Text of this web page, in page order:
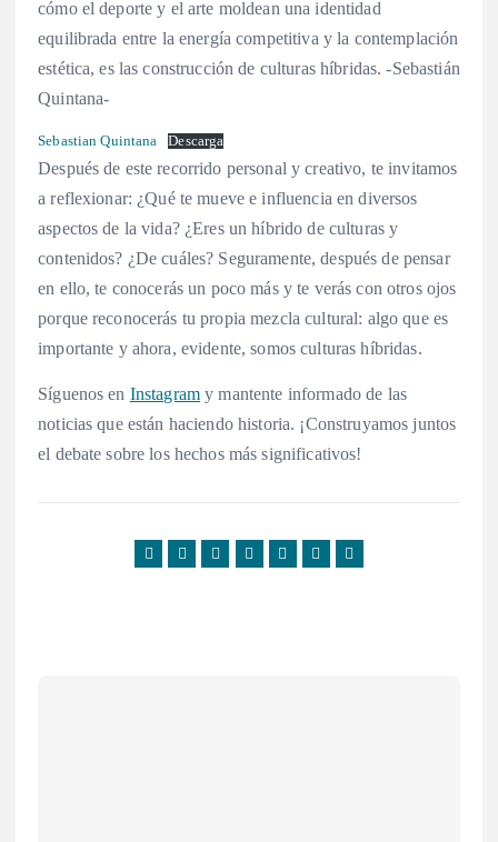
cómo el deporte y el arte moldean una identidad
equilibrada entre la energía competitiva y la contemplación
estética, es las construcción de culturas híbridas. -Sebastián
Quintana-
Sebastian Quintana Descarga
Después de este recorrido personal y creativo, te invitamos
a reflexionar: ¿Qué te mueve e influencia en diversos
aspectos de la vida? ¿Eres un híbrido de culturas y
contenidos? ¿De cuáles? Seguramente, después de pensar
en ello, te conocerás un poco más y te verás con otros ojos
porque reconocerás tu propia mezcla cultural: algo que es
importante y ahora, evidente, somos culturas híbridas.
Síguenos en Instagram y mantente informado de las
noticias que están haciendo historia. ¡Construyamos juntos
el debate sobre los hechos más significativos!